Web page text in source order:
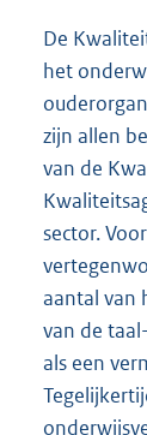
De
het
zijn allen
van de
sector.
aantal van
van de
als een